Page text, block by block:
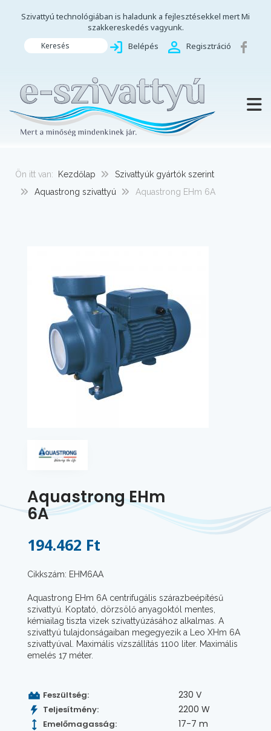
Szivattyú technológiában is haladunk a fejlesztésekkel mert Mi
szakkereskedés vagyunk.
Keresés Belépés Regisztráció
Ön itt van: Kezdőlap
Szivattyúk gyártók szerint
Aquastrong szivattyú
Aquastrong EHm 6A
Aquastrong EHm
6A
194.462 Ft
Cikkszám: EHM6AA
Aquastrong EHm 6A centrifugális szárazbeépítésű
szivattyú. Koptató, dörzsölő anyagoktól mentes,
kémiailag tiszta vizek szivattyúzásához alkalmas. A
szivattyú tulajdonságaiban megegyezik a Leo XHm 6A
szivattyúval. Maximális vízszállítás 1100 liter. Maximális
emelés 17 méter.
Feszültség: 230 V
Teljesítmény: 2200 W
Emelőmagasság: 17-7 m